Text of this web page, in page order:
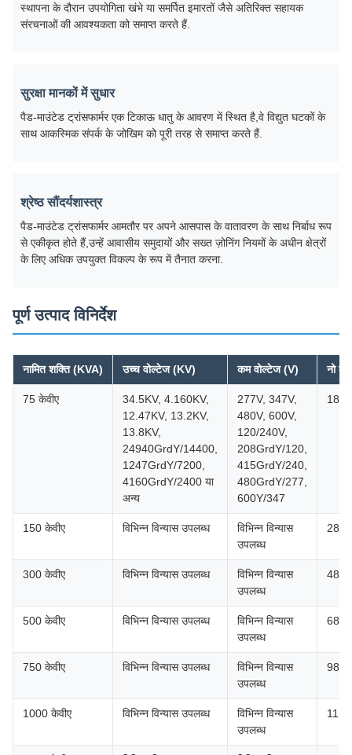
स्थापना के दौरान उपयोगिता खंभे या समर्पित इमारतों जैसे अतिरिक्त सहायक
संरचनाओं की आवश्यकता को समाप्त करते हैं.
सुरक्षा मानकों में सुधार
पैड-माउंटेड ट्रांसफार्मर एक टिकाऊ धातु के आवरण में स्थित है,वे विद्युत घटकों के
साथ आकस्मिक संपर्क के जोखिम को पूरी तरह से समाप्त करते हैं.
श्रेष्ठ सौंदर्यशास्त्र
पैड-माउंटेड ट्रांसफार्मर आमतौर पर अपने आसपास के वातावरण के साथ निर्बाध रूप
से एकीकृत होते हैं,उन्हें आवासीय समुदायों और सख्त ज़ोनिंग नियमों के अधीन क्षेत्रों
के लिए अधिक उपयुक्त विकल्प के रूप में तैनात करना.
पूर्ण उत्पाद विनिर्देश
नामित शक्ति (KVA) उच्च वोल्टेज (KV) कम वोल्टेज (V) नो
75 केवीए
34.5KV, 4.160KV,
12.47KV, 13.2KV,
13.8KV,
24940GrdY/14400,
1247GrdY/7200,
4160GrdY/2400 या
अन्य
277V, 347V,
480V, 600V,
120/240V,
208GrdY/120,
415GrdY/240,
480GrdY/277,
600Y/347
180
150 केवीए विभिन्न विन्यास उपलब्ध
विभिन्न विन्यास
उपलब्ध
280
300 केवीए विभिन्न विन्यास उपलब्ध
विभिन्न विन्यास
उपलब्ध
480
500 केवीए विभिन्न विन्यास उपलब्ध
विभिन्न विन्यास
उपलब्ध
680
750 केवीए विभिन्न विन्यास उपलब्ध
विभिन्न विन्यास
उपलब्ध
980
1000 केवीए विभिन्न विन्यास उपलब्ध
विभिन्न विन्यास
उपलब्ध
1150